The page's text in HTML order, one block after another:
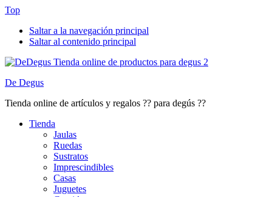
Top
Saltar a la navegación principal
Saltar al contenido principal
De Degus
Tienda online de artículos y regalos ?? para degús ??
Tienda
Jaulas
Ruedas
Sustratos
Imprescindibles
Casas
Juguetes